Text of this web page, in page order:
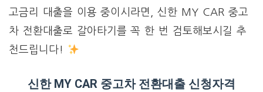
고금리 대출을 이용 중이시라면, 신한 MY CAR 중고
차 전환대출로 갈아타기를 꼭 한 번 검토해보시길 추
천드립니다!
신한 MY CAR 중고차 전환대출 신청자격